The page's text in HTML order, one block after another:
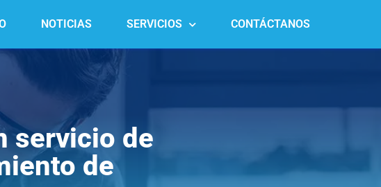
NOTICIAS SERVICIOS CONTÁCTANOS
servicio de
de